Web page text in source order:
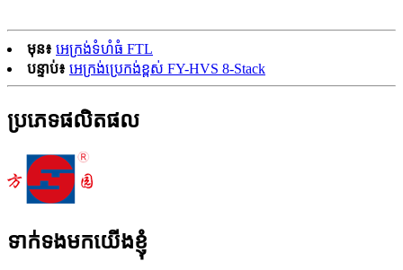
មុន៖ អេក្រង់ទំហំធំ FTL
បន្ទាប់៖ អេក្រង់ប្រេកង់ខ្ពស់ FY-HVS 8-Stack
ប្រភេទផលិតផល
ទាក់ទងមកយើងខ្ញុំ